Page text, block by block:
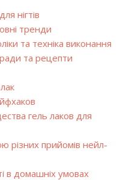
нігтів
тренди
та техніка виконання
та рецепти
гель лаков для
різних прийомів нейл-
в домашніх умовах